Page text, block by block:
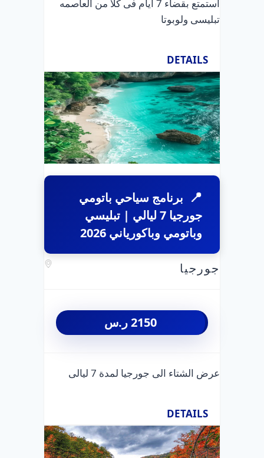
استمتع بقضاء 7 ايام فى كلا من العاصمه
تبليسى ولوبوتا
DETAILS
برنامج سياحي باتومي
جورجيا 7 ليالي | تبليسي
وباتومي وباكورياني 2026
جورجيا
2150ر.س
عرض الشتاء الى جورجيا لمدة 7 ليالى
DETAILS